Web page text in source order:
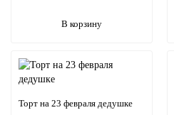
В корзину
Торт на 23 февраля дедушке